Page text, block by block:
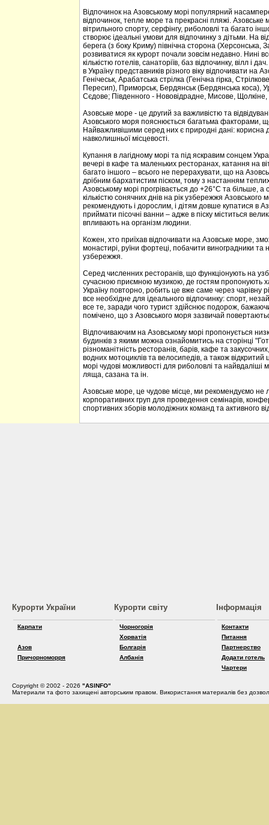
Відпочинок на Азовському морі популярний
відпочинок, тепле море та прекрасні пляжі. Азовське
вітрильного спорту, серфінгу, риболовлі та багато
створює ідеальні умови для відпочинку з дітьми. На
берега (з боку Криму) північна сторона (Херсонська,
розвиватися як курорт почали зовсім недавно. Нині
кількістю готелів, санаторіїв, баз відпочинку, вілл і
в Україну представників різного віку відпочивати на
Генічеськ, Арабатська стрілка (Генічна гірка,
Пересип), Приморськ, Бердянськ (Бердянська коса),
Сєдове; Південного - Нововідрадне, Мисове,
Азовське море - це другий за важливістю та
Азовського моря пояснюється багатьма факторами,
Найважливішими серед них є природні дані: корисна
навколишньої місцевості.
Купання в лагідному морі та під яскравим сонцем
вечері в кафе та маленьких ресторанах, катання на
багато іншого – всього не перерахувати, що на
дрібним бархатистим піском, тому з настанням
Азовському морі прогрівається до +26°С та більше,
кількістю сонячних днів на рік узбережжя
рекомендують і дорослим, і дітям довше купатися в
приймати пісочні ванни – адже в піску міститься
впливають на організм людини.
Кожен, хто приїхав відпочивати на Азовське море,
монастирі, руїни фортеці, побачити виноградники
узбережжя.
Серед численних ресторанів, що функціонують на
сучасною приємною музикою, де гостям пропонують
Україну повторно, робить це вже саме через чарівну
все необхідне для ідеального відпочинку: спорт,
все те, заради чого турист здійснює подорож,
помічено, що з Азовського моря зазвичай
Відпочиваючим на Азовському морі пропонується
будинків з якими можна ознайомитись на сторінці
різноманітність ресторанів, барів, кафе та
водних мотоциклів та велосипедів, а також
морі чудові можливості для риболовлі та
ляща, сазана та ін.
Азовське море, це чудове місце, ми рекомендуємо не
корпоративних груп для проведення семінарів,
спортивних зборів молодіжних команд та активного
Курорти України
Карпати
Азов
Причорноморря
Курорти світу
Чорногорія
Хорватія
Болгарія
Албанія
Інформація
Контакти
Питання
Партнерство
Додати готель
Чартери
Copyright © 2002 - 2026 "ASINFO"
Материали та фото захищені авторським правом. Використання материалів без